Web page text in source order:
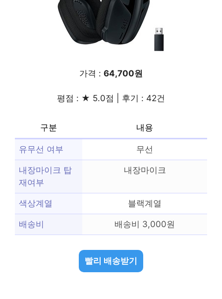
가격 : 64,700원
평점 : ★ 5.0점 | 후기 : 42건
구분 내용
유무선 여부 무선
내장마이크 탑
재여부
내장마이크
색상계열 블랙계열
배송비 배송비 3,000원
빨리 배송받기